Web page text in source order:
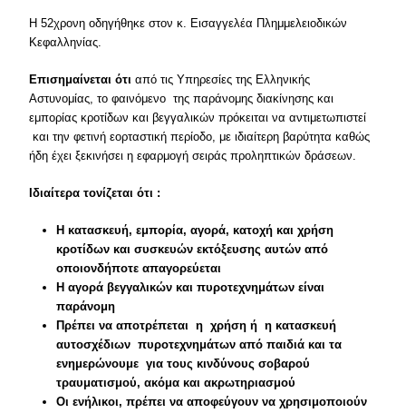
Η 52χρονη οδηγήθηκε στον κ. Εισαγγελέα Πλημμελειοδικών
Κεφαλληνίας.
Επισημαίνεται ότιαπό τις Υπηρεσίες της Ελληνικής
Αστυνομίας, το φαινόμενο της παράνομης διακίνησης και
εμπορίας κροτίδων και βεγγαλικών πρόκειται να αντιμετωπιστεί
και την φετινή εορταστική περίοδο, με ιδιαίτερη βαρύτητα καθώς
ήδη έχει ξεκινήσει η εφαρμογή σειράς προληπτικών δράσεων.
Ιδιαίτερα τονίζεταιότι :
Η κατασκευή, εμπορία, αγορά, κατοχή και χρήση
κροτίδων και συσκευών εκτόξευσης αυτών από
οποιονδήποτε απαγορεύεται
Η αγορά βεγγαλικών και πυροτεχνημάτων είναι
παράνομη
Πρέπει να αποτρέπεται η χρήση ή η κατασκευή
αυτοσχέδιων πυροτεχνημάτων από παιδιά και τα
ενημερώνουμε για τους κινδύνους σοβαρού
τραυματισμού, ακόμα και ακρωτηριασμού
Οι ενήλικοι, πρέπει να αποφεύγουν να χρησιμοποιούν